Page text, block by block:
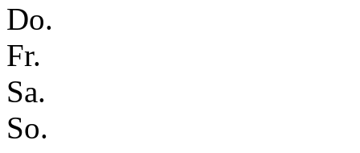
Do.
Fr.
Sa.
So.